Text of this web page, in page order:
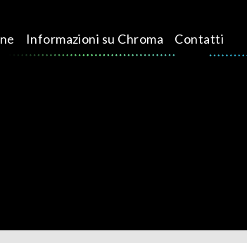
Informazioni su Chroma Contatti